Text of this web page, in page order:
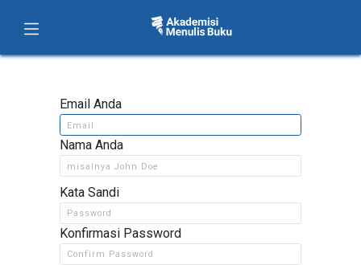
Email Anda
Nama Anda
Kata Sandi
Konfirmasi Password